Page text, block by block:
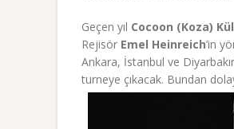
Geçen yıl Cocoon (Koza)
Rejisör Emel Heinreich’in
Ankara, İstanbul ve
turneye çıkacak. Bundan